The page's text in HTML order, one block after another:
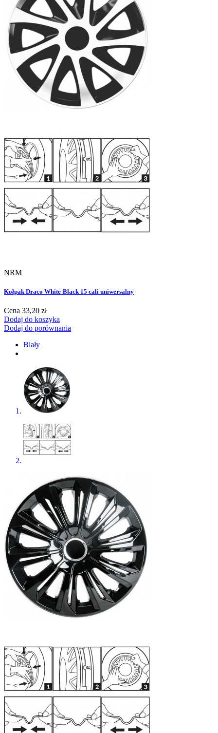
NRM
Kołpak Draco White-Black 15 cali uniwersalny
Cena 33,20 zł
Dodaj do koszyka
Dodaj do porównania
Biały